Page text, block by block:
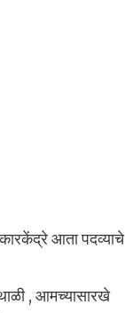
आता पदव्याचे
, आमच्यासारखे